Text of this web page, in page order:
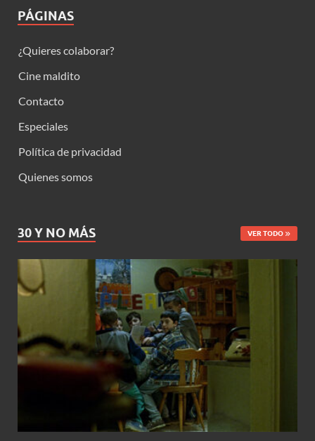
PÁGINAS
¿Quieres colaborar?
Cine maldito
Contacto
Especiales
Política de privacidad
Quienes somos
30 Y NO MÁS VER TODO